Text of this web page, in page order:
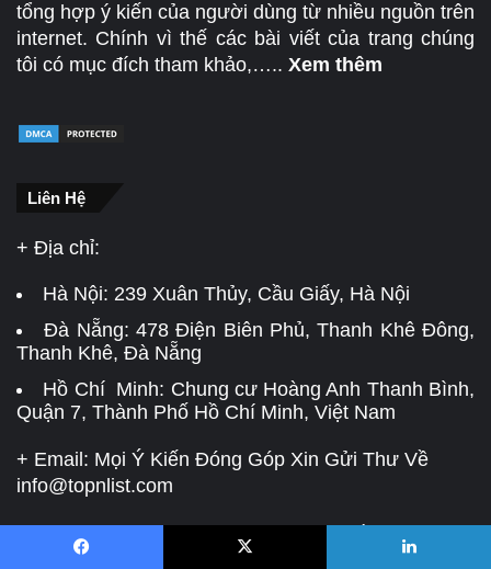
tổng hợp ý kiến của người dùng từ nhiều nguồn trên
internet. Chính vì thế các bài viết của trang chúng
tôi có mục đích tham khảo,….. Xem thêm
Liên Hệ
+ Địa chỉ:
Hà Nội: 239 Xuân Thủy, Cầu Giấy, Hà Nội
Đà Nẵng:478 Điện Biên Phủ, Thanh Khê Đông,
Thanh Khê, Đà Nẵng
Hồ Chí Minh: Chung cư Hoàng Anh Thanh Bình,
Quận 7, Thành Phố Hồ Chí Minh, Việt Nam
+ Email: Mọi Ý Kiến Đóng Góp Xin Gửi Thư Về
info@topnlist.com
+ Chịu trách nhiệm quản lý nội dung: Trần Thủy